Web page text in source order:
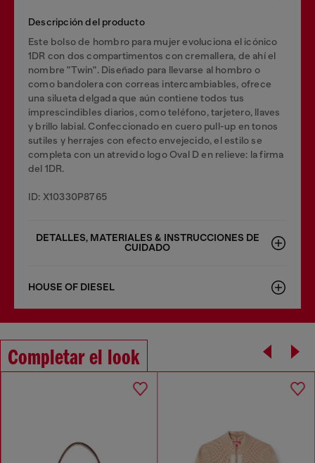
Descripción del producto
Este bolso de hombro para mujer evoluciona el icónico
1DR con dos compartimentos con cremallera, de ahí el
nombre "Twin". Diseñado para llevarse al hombro o
como bandolera con correas intercambiables, ofrece
una silueta delgada que aún contiene todos tus
imprescindibles diarios, como teléfono, tarjetero, llaves
y brillo labial. Confeccionado en cuero pull-up en tonos
sutiles y herrajes con efecto envejecido, el estilo se
completa con un atrevido logo Oval D en relieve: la firma
del 1DR.
ID: X10330P8765
DETALLES, MATERIALES & INSTRUCCIONES DE
CUIDADO
HOUSE OF DIESEL
Completar el look